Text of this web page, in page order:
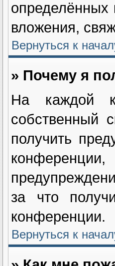
определённых
вложения,
Вернуться к
» Почему я
На каждой
собственный
получить
за что
конференции.
Вернуться к